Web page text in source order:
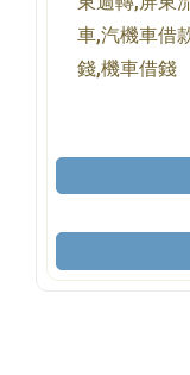
車,汽機車借
錢,機車借錢